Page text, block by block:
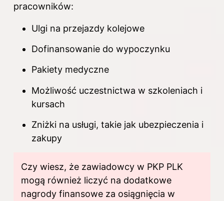
pracowników:
Ulgi na przejazdy kolejowe
Dofinansowanie do wypoczynku
Pakiety medyczne
Możliwość uczestnictwa w szkoleniach i
kursach
Zniżki na usługi, takie jak ubezpieczenia i
zakupy
Czy wiesz, że zawiadowcy w PKP PLK
mogą również liczyć na dodatkowe
nagrody finansowe za osiągnięcia w